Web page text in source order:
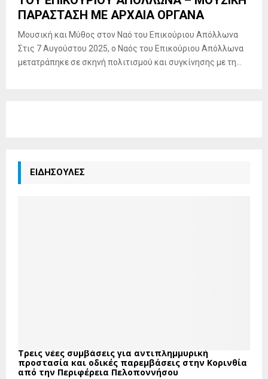
ΠΑΡΑΣΤΑΣΗ ΜΕ ΑΡΧΑΙΑ ΟΡΓΑΝΑ
Μουσική και Μύθος στον Ναό του Επικούριου Απόλλωνα
Στις 7 Αυγούστου 2025, ο Ναός του Επικούριου Απόλλωνα
μετατράπηκε σε σκηνή πολιτισμού και συγκίνησης με τη...
ΕΙΔΗΣΟΥΛΕΣ
Τρεις νέες συμβάσεις για αντιπλημμυρική
προστασία και οδικές παρεμβάσεις στην Κορινθία
από την Περιφέρεια Πελοποννήσου